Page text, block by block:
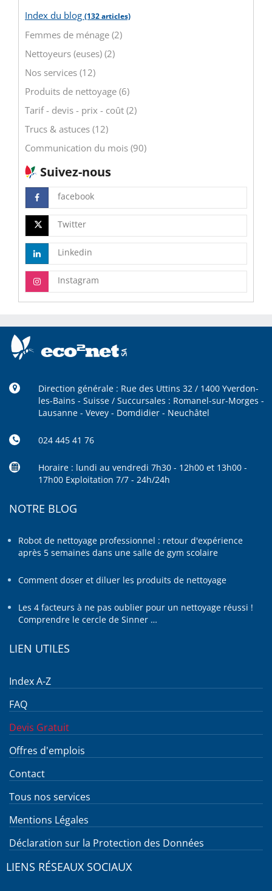
Index du blog (132 articles)
Femmes de ménage (2)
Nettoyeurs (euses) (2)
Nos services (12)
Produits de nettoyage (6)
Tarif - devis - prix - coût (2)
Trucs & astuces (12)
Communication du mois (90)
Suivez-nous
facebook
Twitter
Linkedin
Instagram
Direction générale : Rue des Uttins 32 / 1400 Yverdon-
les-Bains - Suisse / Succursales : Romanel-sur-Morges -
Lausanne - Vevey - Domdidier - Neuchâtel
024 445 41 76
Horaire : lundi au vendredi 7h30 - 12h00 et 13h00 -
17h00 Exploitation 7/7 - 24h/24h
NOTRE BLOG
Robot de nettoyage professionnel : retour d'expérience
après 5 semaines dans une salle de gym scolaire
Comment doser et diluer les produits de nettoyage
Les 4 facteurs à ne pas oublier pour un nettoyage réussi !
Comprendre le cercle de Sinner …
LIEN UTILES
Index A-Z
FAQ
Devis Gratuit
Offres d'emplois
Contact
Tous nos services
Mentions Légales
Déclaration sur la Protection des Données
LIENS RÉSEAUX SOCIAUX